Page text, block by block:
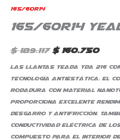
165/60R14
165/60R14
$189.117
era:
$160.750
es:
Las llantas Yeada YDA 216
tecnología antiestática. El
rodadura con material
proporciona Excelente
desgarro y antifricción.
conductividad eléctrica de los
compuesto para el interior
cantidad